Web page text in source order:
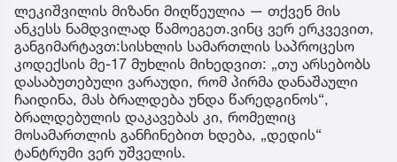
ლეკიშვილის მიზანი მიღწეულია — თქვენ მის
ანკესს ნამდვილად წამოეგეთ.ვინც ვერ ერკვევით,
განგიმარტავთ:სისხლის სამართლის საპროცესო
კოდექსის მე-17 მუხლის მიხედვით: „თუ არსებობს
დასაბუთებული ვარაუდი, რომ პირმა დანაშაული
ჩაიდინა, მას ბრალდება უნდა წარედგინოს“,
ბრალდებულის დაკავებას კი, რომელიც
მოსამართლის განჩინებით ხდება, „დედის“
ტანტრუმი ვერ უშველის.